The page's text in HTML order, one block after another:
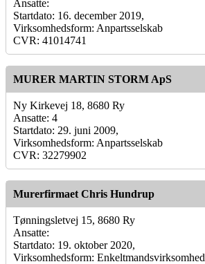
Ansatte:
Startdato: 16. december 2019,
Virksomhedsform: Anpartsselskab
CVR: 41014741
MURER MARTIN STORM ApS
Ny Kirkevej 18, 8680 Ry
Ansatte: 4
Startdato: 29. juni 2009,
Virksomhedsform: Anpartsselskab
CVR: 32279902
Murerfirmaet Chris Hundrup
Tønningsletvej 15, 8680 Ry
Ansatte:
Startdato: 19. oktober 2020,
Virksomhedsform: Enkeltmandsvirksomhed